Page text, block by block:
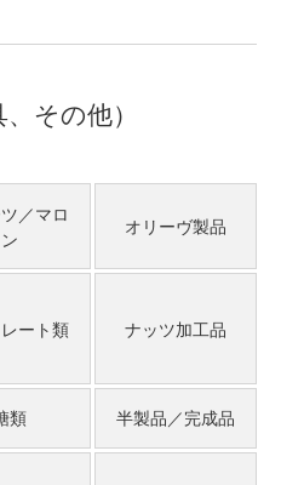
その他）
／マロ
ン
オリーヴ製品
ート類 ナッツ加工品
類 半製品／完成品